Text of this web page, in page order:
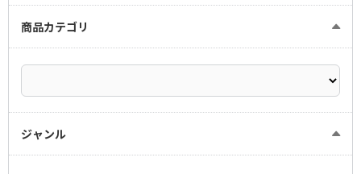
商品カテゴリ
ジャンル